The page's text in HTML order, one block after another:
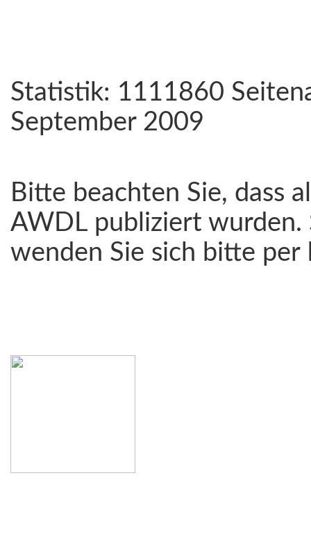
Statistik: 1111860
September 2009
Bitte beachten Sie, dass
AWDL publiziert wurden.
wenden Sie sich bitte